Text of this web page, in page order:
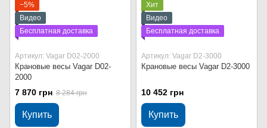
−5%
Видео
Бесплатная доставка
Артикул: Vagar D02-2000
Крановые весы Vagar D02-
2000
7 870 грн 8 284 грн
Купить
Хит
Видео
Бесплатная доставка
Артикул: Vagar D2-3000
Крановые весы Vagar D2-3000
10 452 грн
Купить